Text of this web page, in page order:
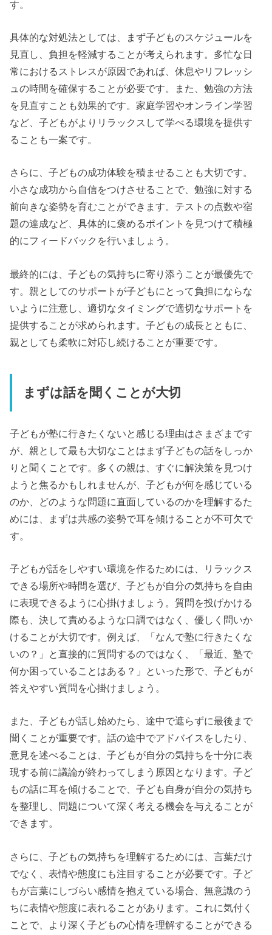
す。
具体的な対処法としては、まず子どものスケジュールを
見直し、負担を軽減することが考えられます。多忙な日
常におけるストレスが原因であれば、休息やリフレッシ
ュの時間を確保することが必要です。また、勉強の方法
を見直すことも効果的です。家庭学習やオンライン学習
など、子どもがよりリラックスして学べる環境を提供す
ることも一案です。
さらに、子どもの成功体験を積ませることも大切です。
小さな成功から自信をつけさせることで、勉強に対する
前向きな姿勢を育むことができます。テストの点数や宿
題の達成など、具体的に褒めるポイントを見つけて積極
的にフィードバックを行いましょう。
最終的には、子どもの気持ちに寄り添うことが最優先で
す。親としてのサポートが子どもにとって負担にならな
いように注意し、適切なタイミングで適切なサポートを
提供することが求められます。子どもの成長とともに、
親としても柔軟に対応し続けることが重要です。
まずは話を聞くことが大切
子どもが塾に行きたくないと感じる理由はさまざまです
が、親として最も大切なことはまず子どもの話をしっか
りと聞くことです。多くの親は、すぐに解決策を見つけ
ようと焦るかもしれませんが、子どもが何を感じている
のか、どのような問題に直面しているのかを理解するた
めには、まずは共感の姿勢で耳を傾けることが不可欠で
す。
子どもが話をしやすい環境を作るためには、リラックス
できる場所や時間を選び、子どもが自分の気持ちを自由
に表現できるように心掛けましょう。質問を投げかける
際も、決して責めるような口調ではなく、優しく問いか
けることが大切です。例えば、「なんで塾に行きたくな
いの？」と直接的に質問するのではなく、「最近、塾で
何か困っていることはある？」といった形で、子どもが
答えやすい質問を心掛けましょう。
また、子どもが話し始めたら、途中で遮らずに最後まで
聞くことが重要です。話の途中でアドバイスをしたり、
意見を述べることは、子どもが自分の気持ちを十分に表
現する前に議論が終わってしまう原因となります。子ど
もの話に耳を傾けることで、子ども自身が自分の気持ち
を整理し、問題について深く考える機会を与えることが
できます。
さらに、子どもの気持ちを理解するためには、言葉だけ
でなく、表情や態度にも注目することが必要です。子ど
もが言葉にしづらい感情を抱えている場合、無意識のう
ちに表情や態度に表れることがあります。これに気付く
ことで、より深く子どもの心情を理解することができる